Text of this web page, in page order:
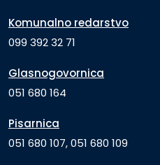
Komunalno redarstvo
099 392 32 71
Glasnogovornica
051 680 164
Pisarnica
051 680 107, 051 680 109